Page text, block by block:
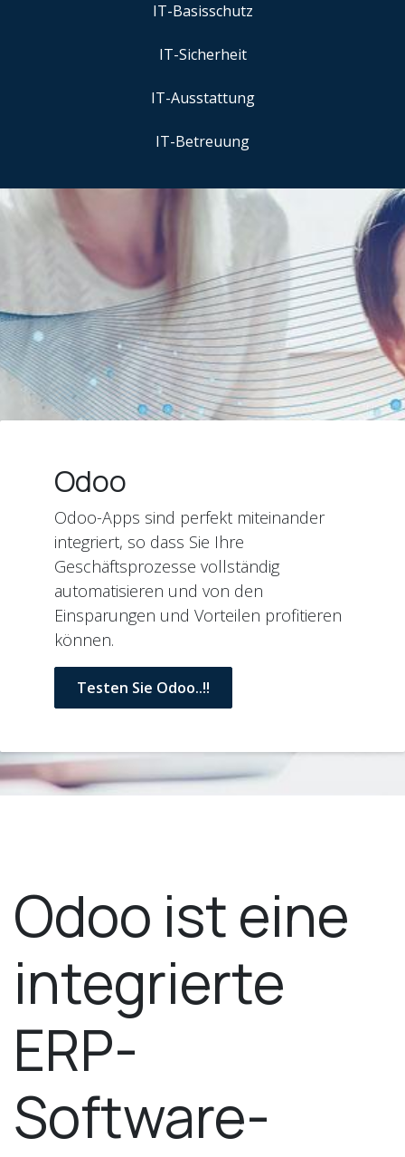
IT-Basisschutz
IT-Sicherheit
IT-Ausstattung
IT-Betreuung
Odoo
Odoo-Apps sind perfekt miteinander
integriert, so dass Sie Ihre
Geschäftsprozesse vollständig
automatisieren und von den
Einsparungen und Vorteilen profitieren
können.
Testen Sie Odoo..!!
Odoo ist eine
integrierte
ERP-
Software-